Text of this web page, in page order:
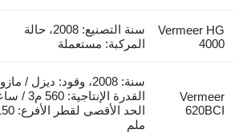
Vermeer
سنة التصنيع: 2008، حالة
المركبة: مستعملة
سنة: 2008، وقود: ديزل / مازوت،
القدرة الإنتاجية: 560 م3 / ساعة،
الحد الأقصى لقطر الأفرع: 150
ملم